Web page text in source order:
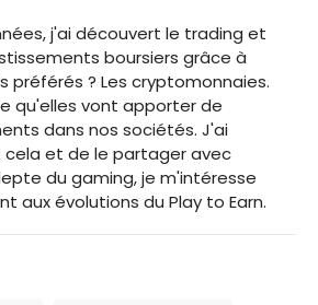
j'ai découvert le trading et
boursiers grâce à
préférés ? Les cryptomonnaies.
qu'elles vont apporter de
dans nos sociétés. J'ai
et de le partager avec
du gaming, je m'intéresse
aux évolutions du Play to Earn.